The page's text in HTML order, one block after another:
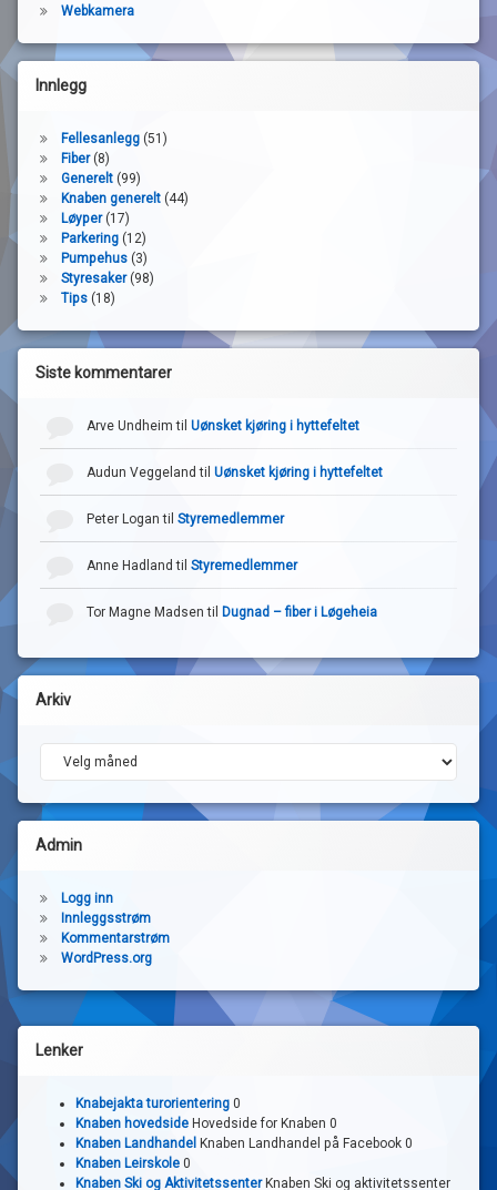
Webkamera
Innlegg
Fellesanlegg(51)
Fiber(8)
Generelt(99)
Knaben generelt(44)
Løyper(17)
Parkering(12)
Pumpehus(3)
Styresaker(98)
Tips(18)
Siste kommentarer
Arve Undheim til Uønsket kjøring i hyttefeltet
Audun Veggeland til Uønsket kjøring i hyttefeltet
Peter Logan til Styremedlemmer
Anne Hadland til Styremedlemmer
Tor Magne Madsen til Dugnad – fiber i Løgeheia
Arkiv
Admin
Logg inn
Innleggsstrøm
Kommentarstrøm
WordPress.org
Lenker
Knabejakta turorientering 0
Knaben hovedside Hovedside for Knaben 0
Knaben Landhandel Knaben Landhandel på Facebook 0
Knaben Leirskole 0
Knaben Ski og AktivitetssenterKnaben Ski og aktivitetssenter